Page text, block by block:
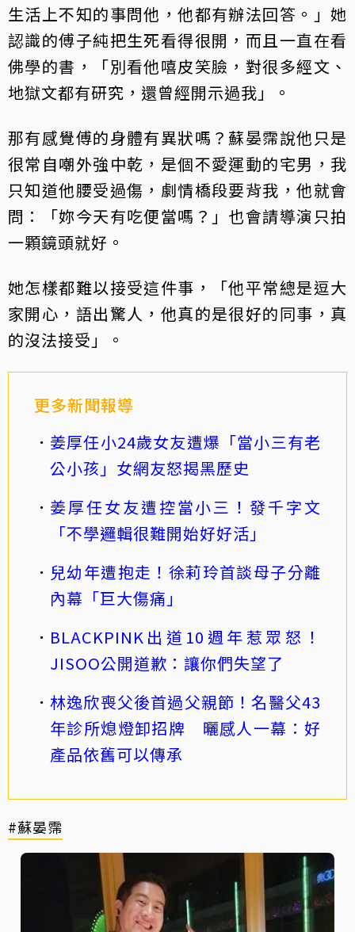
生活上不知的事問他，他都有辦法回答。」她
認識的傅子純把生死看得很開，而且一直在看
佛學的書，「別看他嘻皮笑臉，對很多經文、
地獄文都有研究，還曾經開示過我」。
那有感覺傅的身體有異狀嗎？蘇晏霈說他只是
很常自嘲外強中乾，是個不愛運動的宅男，我
只知道他腰受過傷，劇情橋段要背我，他就會
問：「妳今天有吃便當嗎？」也會請導演只拍
一顆鏡頭就好。
她怎樣都難以接受這件事，「他平常總是逗大
家開心，語出驚人，他真的是很好的同事，真
的沒法接受」。
更多新聞報導
姜厚任小24歲女友遭爆「當小三有老
公小孩」女網友怒揭黑歷史
姜厚任女友遭控當小三！發千字文
「不學邏輯很難開始好好活」
兒幼年遭抱走！徐莉玲首談母子分離
內幕「巨大傷痛」
BLACKPINK出道10週年惹眾怒！
JISOO公開道歉：讓你們失望了
林逸欣喪父後首過父親節！名醫父43
年診所熄燈卸招牌 曬感人一幕：好
產品依舊可以傳承
#蘇晏霈